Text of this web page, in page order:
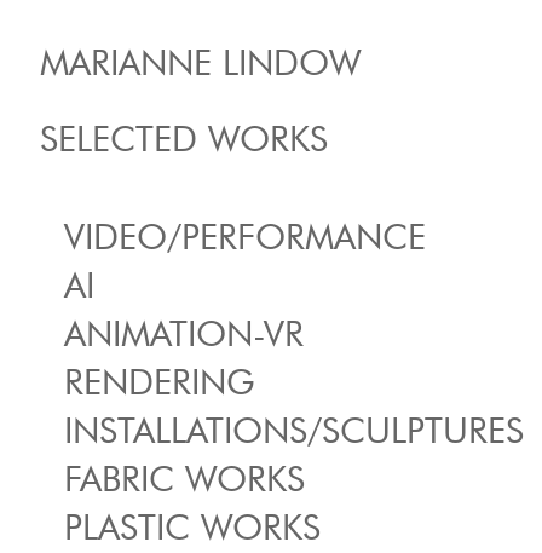
MARIANNE LINDOW
SELECTED WORKS
VIDEO/PERFORMANCE
AI
ANIMATION-VR
RENDERING
INSTALLATIONS/SCULPTURES
FABRIC WORKS
PLASTIC WORKS